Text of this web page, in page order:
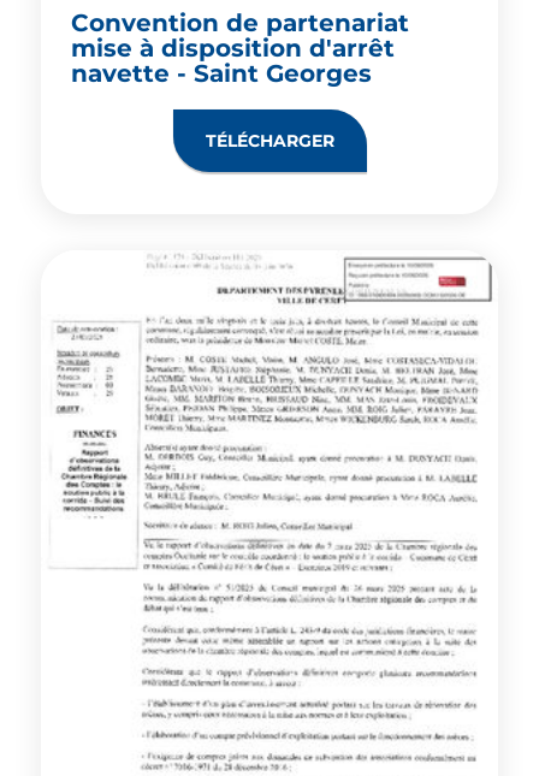
Convention de partenariat
mise à disposition d'arrêt
navette - Saint Georges
TÉLÉCHARGER